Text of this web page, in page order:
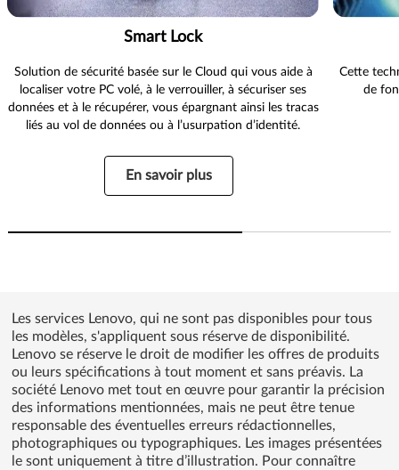
Smart Lock
Solution de sécurité basée sur le Cloud qui vous aide à
localiser votre PC volé, à le verrouiller, à sécuriser ses
données et à le récupérer, vous épargnant ainsi les tracas
liés au vol de données ou à l’usurpation d’identité.
En savoir plus
Cette
de
Les services Lenovo, qui ne sont pas disponibles pour tous
les modèles, s'appliquent sous réserve de disponibilité.
Lenovo se réserve le droit de modifier les offres de produits
ou leurs spécifications à tout moment et sans préavis. La
société Lenovo met tout en œuvre pour garantir la précision
des informations mentionnées, mais ne peut être tenue
responsable des éventuelles erreurs rédactionnelles,
photographiques ou typographiques. Les images présentées
le sont uniquement à titre d’illustration. Pour connaître